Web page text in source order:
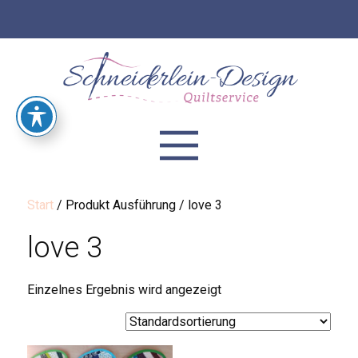
Start / Produkt Ausführung / love 3
love 3
Einzelnes Ergebnis wird angezeigt